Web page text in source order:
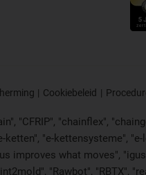
Cookiebeleid
"CFRIP", "chainflex",
ketten", "e-kettensysteme",
improves what moves",
"Rawbot", "RBTX",